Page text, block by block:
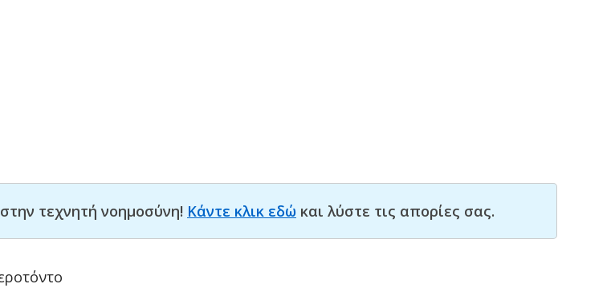
τεχνητή νοημοσύνη! Κάντε κλικ εδώ και λύστε τις απορίες σας.